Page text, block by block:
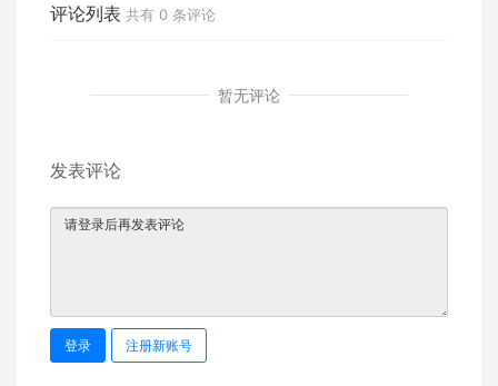
评论列表 共有 0 条评论
暂无评论
发表评论
登录 注册新账号